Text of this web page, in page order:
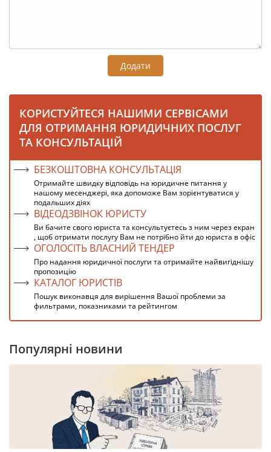
Додати
КОРИСТУЙТЕСЯ НАШИМИ СЕРВІСАМИ
ДЛЯ ОТРИМАННЯ ЮРИДИЧНИХ ПОСЛУГ
ТА КОНСУЛЬТАЦІЙ
БЕЗКОШТОВНА КОНСУЛЬТАЦІЯ
Отримайте швидку відповідь на юридичне питання у
нашому месенджері, яка допоможе Вам зорієнтуватися у
подальших діях
ВІДЕОДЗВІНОК ЮРИСТУ
Ви бачите свого юриста та консультуєтесь з ним через екран
, щоб отримати послугу Вам не потрібно йти до юриста в офіс
ОГОЛОСІТЬ ВЛАСНИЙ ТЕНДЕР
Про надання юридичної послуги та отримайте найвигіднішу
пропозицію
КАТАЛОГ ЮРИСТІВ
Пошук виконавця для вирішення Вашої проблеми за
фильтрами, показниками та рейтингом
Популярні новини